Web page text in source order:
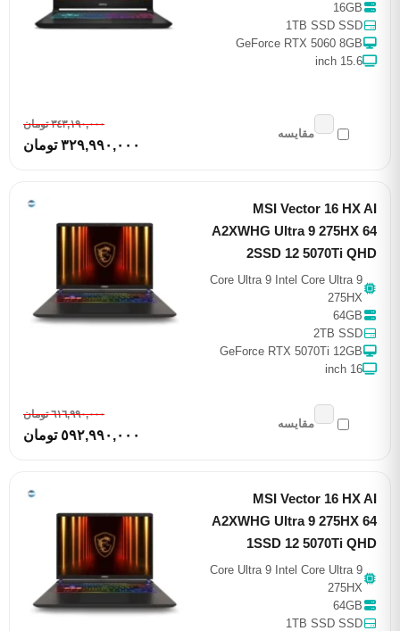
16GB
1TB SSD SSD
GeForce RTX 5060 8GB
15.6 inch
٣٤٣,١٩٠,٠٠٠ تومان
٣٢٩,٩٩٠,٠٠٠ تومان
مقایسه
MSI Vector 16 HX AI
A2XWHG Ultra 9 275HX 64
2SSD 12 5070Ti QHD
Core Ultra 9 Intel Core Ultra 9
275HX
64GB
2TB SSD
GeForce RTX 5070Ti 12GB
16 inch
٦١٦,٩٩٠,٠٠٠ تومان
٥٩٢,٩٩٠,٠٠٠ تومان
مقایسه
MSI Vector 16 HX AI
A2XWHG Ultra 9 275HX 64
1SSD 12 5070Ti QHD
Core Ultra 9 Intel Core Ultra 9
275HX
64GB
1TB SSD SSD